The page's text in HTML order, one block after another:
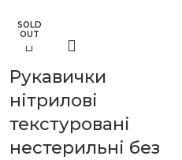
SOLD
OUT
Рукавички
нітрилові
текстуровані
нестерильні без